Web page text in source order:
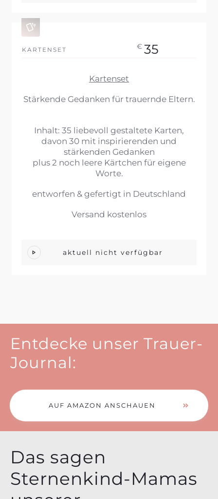
KARTENSET € 35
Kartenset
Stärkende Gedanken für trauernde Eltern.
Inhalt: 35 liebevoll gestaltete Karten,
davon 30 mit inspirierenden und
stärkenden Gedanken
plus 2 noch leere Kärtchen für eigene
Worte.
entworfen & gefertigt in Deutschland
Versand kostenlos
aktuell nicht verfügbar
Entdecke unser Trauer-
Journal:
AUF AMAZON ANSCHAUEN
Das sagen
Sternenkind-Mamas